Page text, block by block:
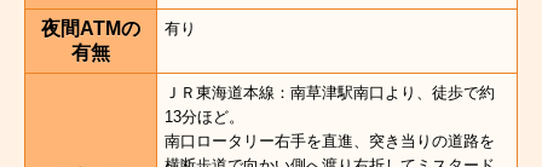
夜間ATMの
有無
有り
ＪＲ東海道本線：南草津駅南口より、徒歩で約
13分ほど。
南口ロータリー右手を直進、突き当りの道路を